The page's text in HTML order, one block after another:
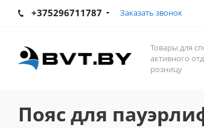
+375296711787 Заказать звонок
Товары для
активного
розницу
Пояс для